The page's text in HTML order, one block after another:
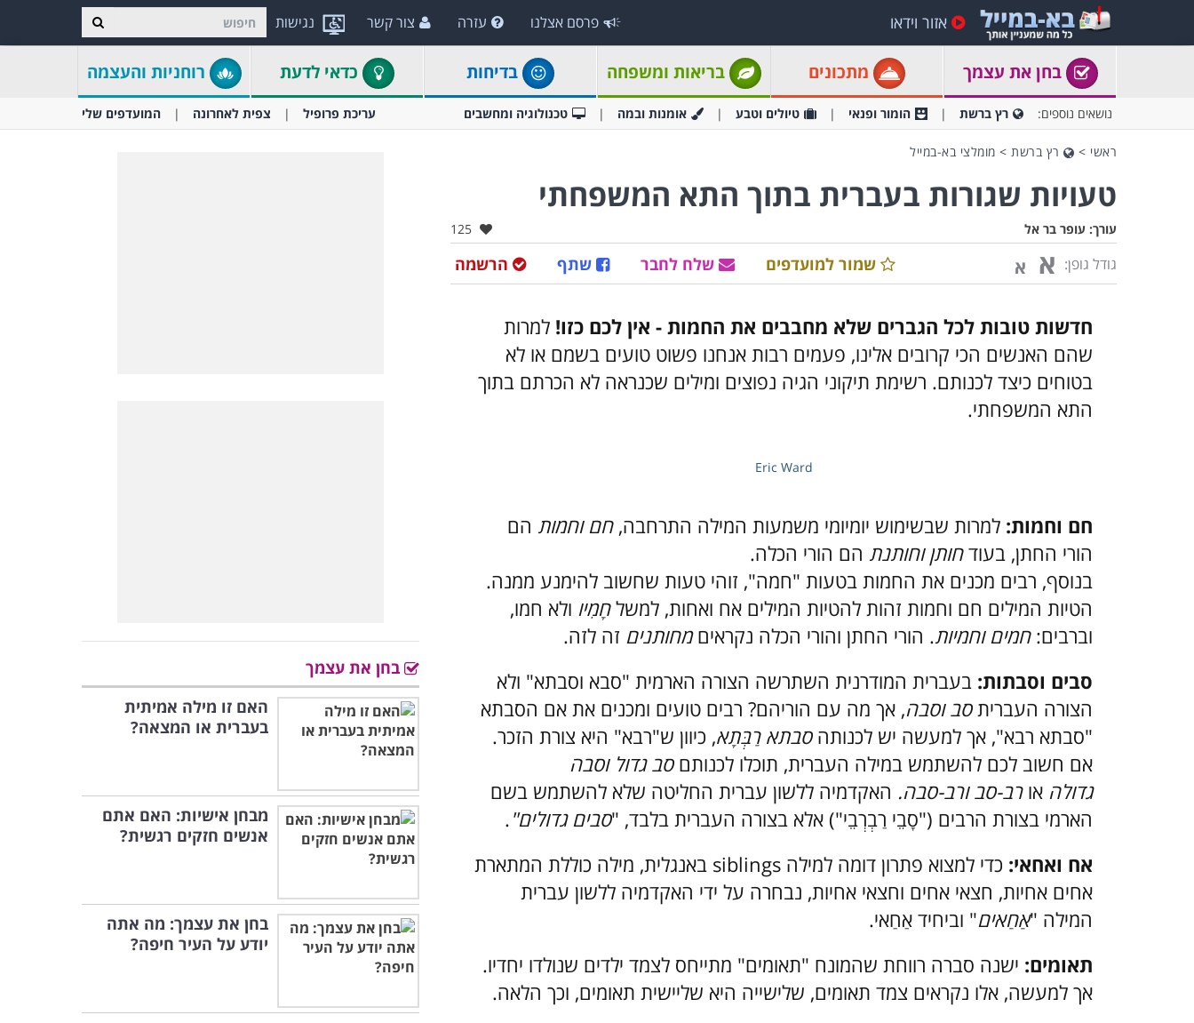
נגישות אזור וידאו פרסם אצלנו עזרה צור קשר
בחן את עצמך מתכונים בריאות ומשפחה בדיחות כדאי לדעת רוחניות והעצמה
נושאים נוספים: רץ ברשת הומור ופנאי טיולים וטבע אומנות ובמה טכנולוגיה ומחשבים עריכת פרופיל צפית לאחרונה המועדפים שלי
ראשי > רץ ברשת > מומלצי בא-במייל
טעויות שגורות בעברית בתוך התא המשפחתי
עורך: עופר בר אל אהבו:
125
גודל גופן: א א הרשמה שתף שלח לחבר שמור למועדפים
חדשות טובות לכל הגברים שלא מחבבים את החמות - אין לכם כזו! למרות
שהם האנשים הכי קרובים אלינו, פעמים רבות אנחנו פשוט טועים בשמם או לא
בטוחים כיצד לכנותם. רשימת תיקוני הגיה נפוצים ומילים שכנראה לא הכרתם בתוך
התא המשפחתי.
Eric Ward
חם וחמות: למרות שבשימוש יומיומי משמעות המילה התרחבה,חם וחמות הם
הורי החתן, בעודחותן וחותנת הם הורי הכלה.
בנוסף, רבים מכנים את החמות בטעות "חמה", זוהי טעות שחשוב להימנע ממנה.
הטיות המילים חם וחמות זהות להטיות המילים אח ואחות, למשלחָמִיו ולא חמו,
וברבים:חמים וחמיות. הורי החתן והורי הכלה נקראיםמחותנים זה לזה.
סבים וסבתות: בעברית המודרנית השתרשה הצורה הארמית "סבא וסבתא" ולא
הצורה העבריתסב וסבה, אך מה עם הוריהם? רבים טועים ומכנים את אם הסבתא
"סבתא רבא", אך למעשה יש לכנותהסבתא רַבְּתָא, כיוון ש"רבא" היא צורת הזכר.
אם חשוב לכם להשתמש במילה העברית, תוכלו לכנותםסב גדול וסבה
גדולה אורב-סב ורב-סבה. האקדמיה ללשון עברית החליטה שלא להשתמש בשם
הארמי בצורת הרבים ("סָבֵי רַבְרְבֵי") אלא בצורה העברית בלבד, "סבים גדולים".
אח ואחאי:
כדי למצוא פתרון דומה למילה siblings באנגלית, מילה כוללת המתארת
אחים אחיות, חצאי אחים וחצאי אחיות, נבחרה על ידי האקדמיה ללשון עברית
המילה "אַחַאים" וביחיד אַחַאי.
תאומים: ישנה סברה רווחת שהמונח "תאומים" מתייחס לצמד ילדים שנולדו יחדיו.
אך למעשה, אלו נקראים צמד תאומים, שלישייה היא שליישית תאומים, וכך הלאה.
בחן את עצמך
האם זו מילה אמיתית
בעברית או המצאה?
מבחן אישיות: האם אתם
אנשים חזקים רגשית?
בחן את עצמך: מה אתה
יודע על העיר חיפה?